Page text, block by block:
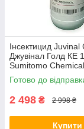
Інсектицид Juvinal
Джувінал Голд КЕ
Sumitomo
Готово до
2 498 ₴ 2 998 ₴
Купити